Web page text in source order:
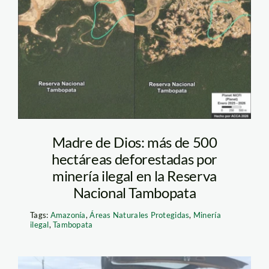
– ACCA
Madre de Dios: más de 500
hectáreas deforestadas por
minería ilegal en la Reserva
Nacional Tambopata
Tags: Amazonía,Áreas Naturales Protegidas, Minería
ilegal,Tambopata